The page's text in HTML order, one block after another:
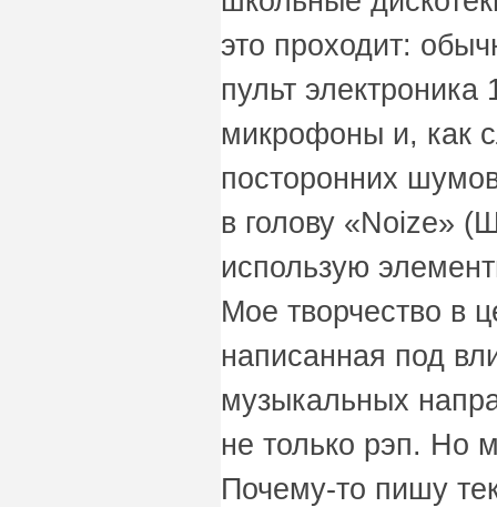
это проходит:
пульт
микрофоны и, как
посторонних
в голову «Noize»
использую
Мое творчество в
написанная под
музыкальных
не только рэп. Но
Почему-то пишу